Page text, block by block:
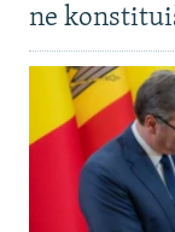
ne